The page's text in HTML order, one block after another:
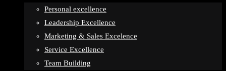
Personal excellence
Leadership Excellence
Marketing & Sales Excelence
Service Excellence
Team Building